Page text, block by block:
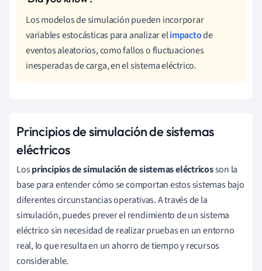
Los modelos de simulación pueden incorporar
variables estocásticas para analizar elimpactode
eventos aleatorios, como fallos o fluctuaciones
inesperadas de carga, en el sistema eléctrico.
Principios de simulación de sistemas
eléctricos
Losprincipios de simulación de sistemas eléctricosson la
base para entender cómo se comportan estos sistemas bajo
diferentes circunstancias operativas. A través de la
simulación, puedes prever el rendimiento de un sistema
eléctrico sin necesidad de realizar pruebas en un entorno
real, lo que resulta en un ahorro de tiempo y recursos
considerable.